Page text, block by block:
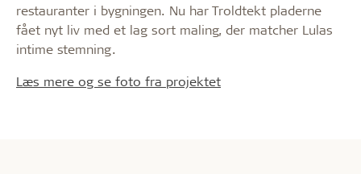
restauranter i bygningen. Nu har Troldtekt pladerne
fået nyt liv med et lag sort maling, der matcher Lulas
intime stemning.
Læs mere og se foto fra projektet